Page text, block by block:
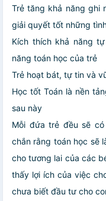
Trẻ tăng khả năng ghi
giải quyết tốt những
Kích thích khả năng
năng toán học của trẻ
Trẻ hoạt bát, tự tin và
Học tốt Toán là nền
sau này
Mỗi đứa trẻ đều sẽ
chắn rằng toán học sẽ
cho tương lai của các
thấy lợi ích của việc
chưa biết đầu tư cho